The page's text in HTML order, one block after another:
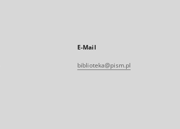
E-Mail
biblioteka@pism.pl